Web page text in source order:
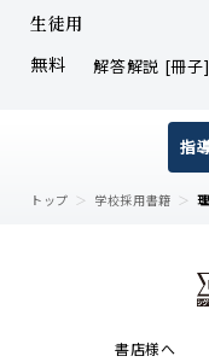
生徒用
無料
解答解説 [冊
指
トップ 学校採用書籍
書店様へ